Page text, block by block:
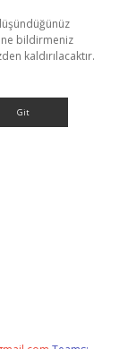
bildirmeniz
kaldırılacaktır.